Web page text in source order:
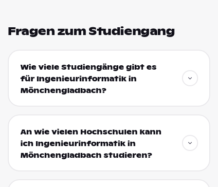
Fragen zum Studiengang
Wie viele Studiengänge gibt es
für Ingenieurinformatik in
Mönchengladbach?
An wie vielen Hochschulen kann
ich Ingenieurinformatik in
Mönchengladbach studieren?